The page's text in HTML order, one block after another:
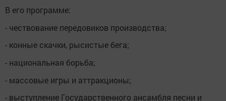
В его программе:
- чествование передовиков производства;
- конные скачки, рысистые бега;
- национальная борьба;
- массовые игры и аттракционы;
- выступление Государственного ансамбля песни и